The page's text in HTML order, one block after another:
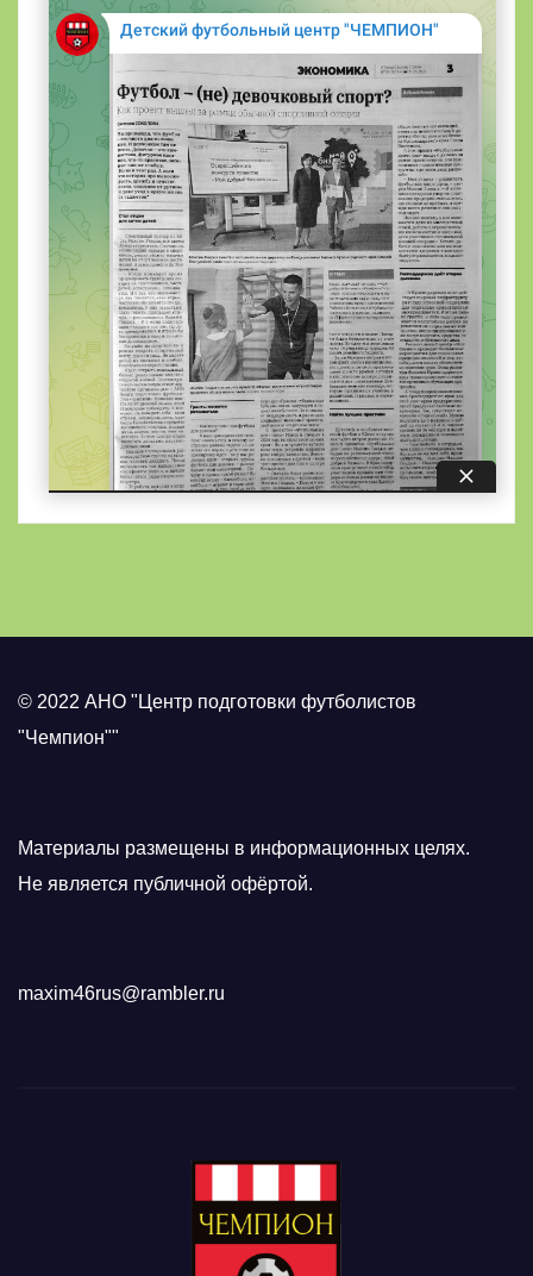
© 2022 АНО "Центр подготовки футболистов
"Чемпион""
Материалы размещены в информационных целях.
Не является публичной офёртой.
maxim46rus@rambler.ru